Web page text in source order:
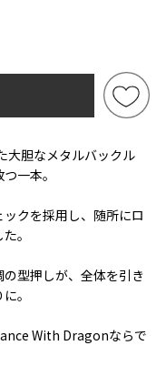
大胆なメタルバックル
一本。
クを採用し、随所にロ
。
型押しが、全体を引き
。
With Dragonならで